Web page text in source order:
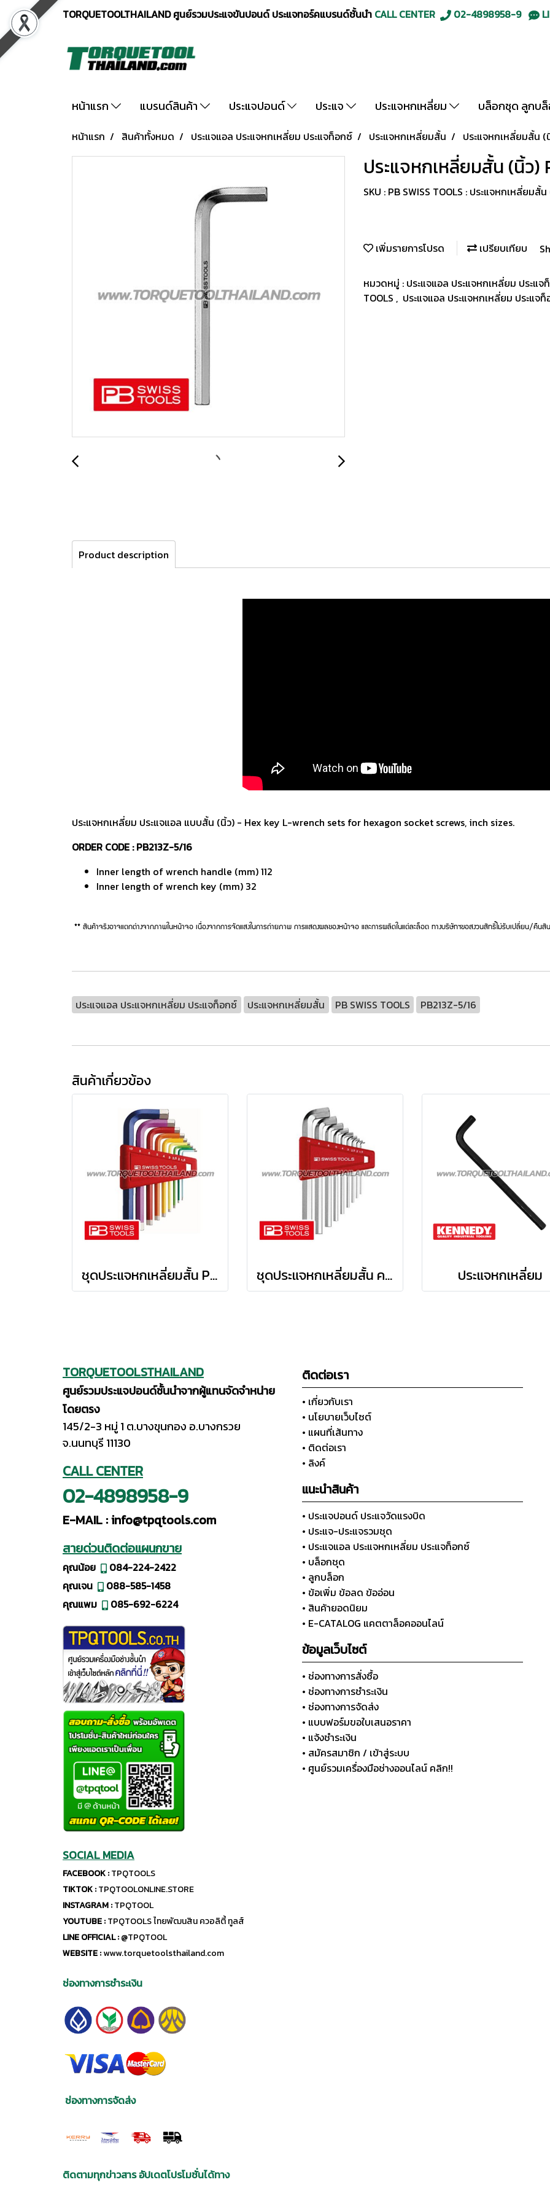
TORQUETOOLTHAILAND ศูนย์รวมประแจขันปอนด์ ประแจทอร์คแบรนด์ชั้นนำ CALL CENTER 02-4898958-9
หน้าแรก แบรนด์สินค้า ประแจปอนด์ ประแจ ประแจหกเหลี่ยม บล็อกชุด ลูกบ
หน้าแรก สินค้าทั้งหมด ประแจแอล ประแจหกเหลี่ยม ประแจท็อกซ์ ประแจหกเหลี่ยมสั้น ประแจหกเหลี่ยมสั้น (
ประแจหกเหลี่ยมสั้น (นิ้ว)
SKU : PB SWISS TOOLS : ประแจหกเหลี่ยมสั้
เพิ่มรายการโปรด เปรียบเทียบ
หมวดหมู่ : ประแจแอล ประแจหกเหลี่ยม ประแจ
TOOLS , ประแจแอล ประแจหกเหลี่ยม ประแจ
Product description
ประแจหกเหลี่ยม ประแจแอล แบบสั้น (นิ้ว) - Hex key L-wrench sets for hexagon socket screws, inch sizes.
ORDER CODE : PB213Z-5/16
Inner length of wrench handle (mm) 112
Inner length of wrench key (mm) 32
** สินค้าจริงอาจแตกต่างจากภาพในหน้าจอ เนื่องจากการจัดแสงในการถ่ายภาพ การแสดงผลของหน้าจอ และการผลิตในแต่ละล็อต ทางบริษัทฯขอสงวนสิทธิ์ไม่รับเปลี่ยน/คืนสิ
ประแจแอล ประแจหกเหลี่ยม ประแจท็อกซ์ ประแจหกเหลี่ยมสั้น PB SWISS TOOLS PB213Z-5/16
สินค้าเกี่ยวข้อง
ชุดประแจหกเหลี่ยมสั้น PB210H-10RB ชุดประแจหกเหลี่ยมสั้น คอสั้น PB2210H ประแจหกเหลี่ยม
TORQUETOOLSTHAILAND
ศูนย์รวมประแจปอนด์ชั้นนำจากผู้แทนจัดจำหน่าย
โดยตรง
145/2-3 หมู่ 1 ต.บางขุนกอง อ.บางกรวย
จ.นนทบุรี 11130
CALL CENTER
02-4898958-9
E-MAIL :info@tpqtools.com
สายด่วนติดต่อแผนกขาย
คุณน้อย
084-224-2422
คุณเจน
088-585-1458
คุณแพม
085-692-6224
SOCIAL MEDIA
FACEBOOK :TPQTOOLS
TIKTOK :TPQTOOLONLINE.STORE
INSTAGRAM :TPQTOOL
YOUTUBE :TPQTOOLS ไทยพัฒนสิน ควอลิตี้ ทูลส์
LINE OFFICIAL :@TPQTOOL
WEBSITE :www.torquetoolsthailand.com
ช่องทางการชำระเงิน
ช่องทางการจัดส่ง
ติดตามทุกข่าวสาร อัปเดตโปรโมชั่นได้ทาง
ติดต่อเรา
• เกี่ยวกับเรา
• นโยบายเว็บไซต์
• แผนที่เส้นทาง
• ติดต่อเรา
• ลิงค์
แนะนำสินค้า
• ประแจปอนด์ ประแจวัดแรงบิด
• ประแจ-ประแจรวมชุด
• ประแจแอล ประแจหกเหลี่ยม ประแจท็อกซ์
• บล็อกชุด
• ลูกบล็อก
• ข้อเพิ่ม ข้อลด ข้ออ่อน
• สินค้ายอดนิยม
• E-CATALOG แคตตาล็อคออนไลน์
ข้อมูลเว็บไซต์
• ช่องทางการสั่งซื้อ
• ช่องทางการชำระเงิน
• ช่องทางการจัดส่ง
• แบบฟอร์มขอใบเสนอราคา
• แจ้งชำระเงิน
• สมัครสมาชิก / เข้าสู่ระบบ
• ศูนย์รวมเครื่องมือช่างออนไลน์ คลิก!!